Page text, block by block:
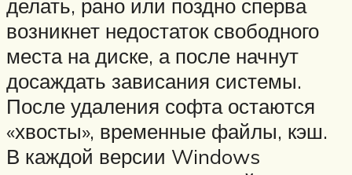
делать, рано или поздно сперва
возникнет недостаток свободного
места на диске, а после начнут
досаждать зависания системы.
После удаления софта остаются
«хвосты», временные файлы, кэш.
В каждой версии Windows